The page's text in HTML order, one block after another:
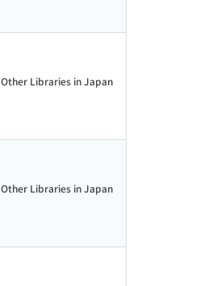
Other Libraries in Japan
Other Libraries in Japan